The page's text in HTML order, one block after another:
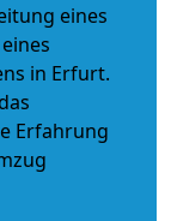
eines
in Erfurt.
Erfahrung